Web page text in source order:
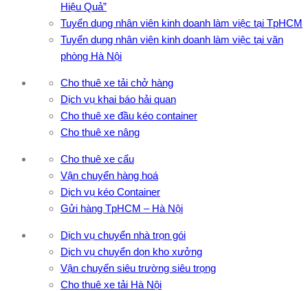
Hiệu Quả”
Tuyển dụng nhân viên kinh doanh làm việc tại TpHCM
Tuyển dụng nhân viên kinh doanh làm việc tại văn
phòng Hà Nội
Cho thuê xe tải chở hàng
Dịch vụ khai báo hải quan
Cho thuê xe đầu kéo container
Cho thuê xe nâng
Cho thuê xe cẩu
Vận chuyển hàng hoá
Dịch vụ kéo Container
Gửi hàng TpHCM – Hà Nội
Dịch vụ chuyển nhà trọn gói
Dịch vụ chuyển dọn kho xưởng
Vận chuyển siêu trường siêu trọng
Cho thuê xe tải Hà Nội